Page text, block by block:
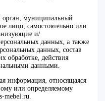
орган, муниципальный
лицо, самостоятельно или
и/
данных, а также
данных, состав
обработке, действия
данными.
информация, относящаяся
или определяемому
mebel.ru.